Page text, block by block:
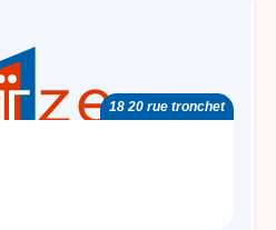
18 20 rue tronchet